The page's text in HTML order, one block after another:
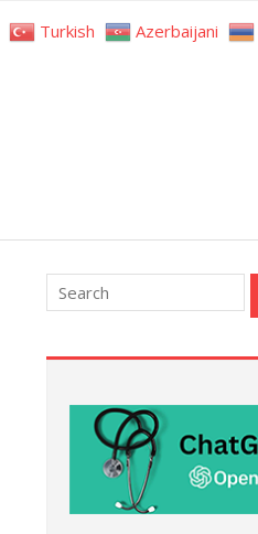
Turkish Azerbaijani